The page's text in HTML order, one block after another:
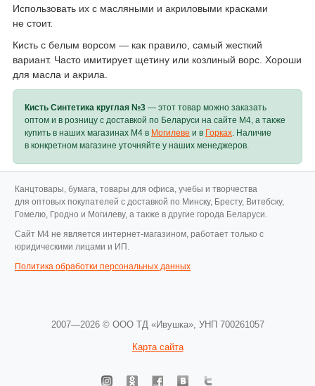
Использовать их с масляными и акриловыми красками
не стоит.
Кисть с белым ворсом — как правило, самый жесткий
вариант. Часто имитирует щетину или козлиный ворс. Хороши
для масла и акрила.
Кисть Синтетика круглая №3 — этот товар можно заказать
оптом и в розницу с доставкой по Беларуси на сайте M4, а также
купить в наших магазинах M4 в Могилеве и в Горках . Наличие
в конкретном магазине уточняйте у наших менеджеров.
Канцтовары, бумага, товары для офиса, учебы и творчества
для оптовых покупателей с доставкой по Минску, Бресту, Витебску,
Гомелю, Гродно и Могилеву, а также в другие города Беларуси.
Cайт M4 не является интернет-магазином, работает только с
юридическими лицами и ИП.
Политика обработки персональных данных
2007—2026 © ООО ТД «Ивушка», УНП 700261057
Карта сайта